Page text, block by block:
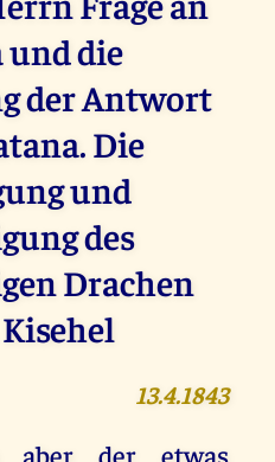
und die
der Antwort
Die
und
des
Drachen
13.4.1843
aber der etwas